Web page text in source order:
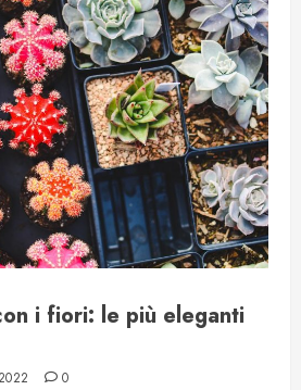
i fiori: le più eleganti
0